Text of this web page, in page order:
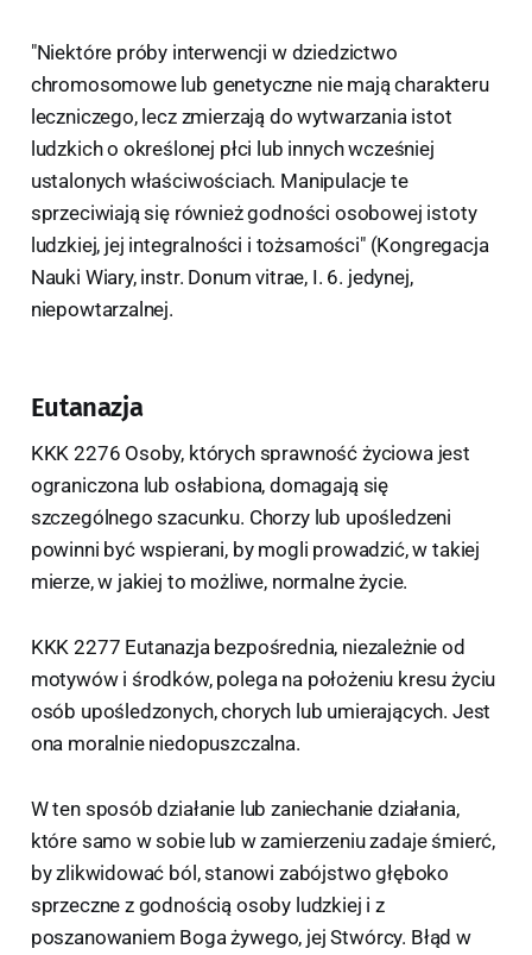
"Niektóre próby interwencji w dziedzictwo
chromosomowe lub genetyczne nie mają charakteru
leczniczego, lecz zmierzają do wytwarzania istot
ludzkich o określonej płci lub innych wcześniej
ustalonych właściwościach. Manipulacje te
sprzeciwiają się również godności osobowej istoty
ludzkiej, jej integralności i tożsamości" (Kongregacja
Nauki Wiary, instr. Donum vitrae, I. 6. jedynej,
niepowtarzalnej.
Eutanazja
KKK 2276 Osoby, których sprawność życiowa jest
ograniczona lub osłabiona, domagają się
szczególnego szacunku. Chorzy lub upośledzeni
powinni być wspierani, by mogli prowadzić, w takiej
mierze, w jakiej to możliwe, normalne życie.
KKK 2277 Eutanazja bezpośrednia, niezależnie od
motywów i środków, polega na położeniu kresu życiu
osób upośledzonych, chorych lub umierających. Jest
ona moralnie niedopuszczalna.
W ten sposób działanie lub zaniechanie działania,
które samo w sobie lub w zamierzeniu zadaje śmierć,
by zlikwidować ból, stanowi zabójstwo głęboko
sprzeczne z godnością osoby ludzkiej i z
poszanowaniem Boga żywego, jej Stwórcy. Błąd w